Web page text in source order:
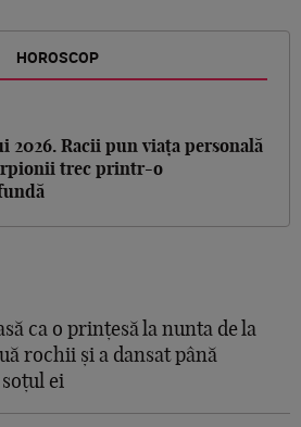
HOROSCOP
2026. Racii pun viața personală
trec printr-o
ca o prințesă la nunta de la
rochii și a dansat până
ei